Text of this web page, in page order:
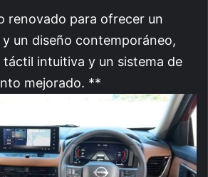
renovado para ofrecer un
un diseño contemporáneo,
táctil intuitiva y un sistema de
mejorado. **